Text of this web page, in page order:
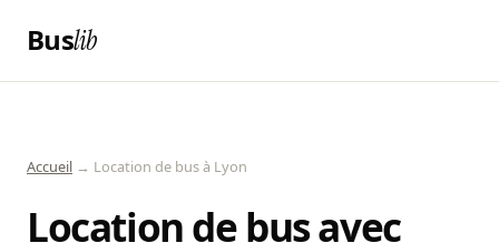
Buslib
Accueil → Location de bus à Lyon
Location de bus avec